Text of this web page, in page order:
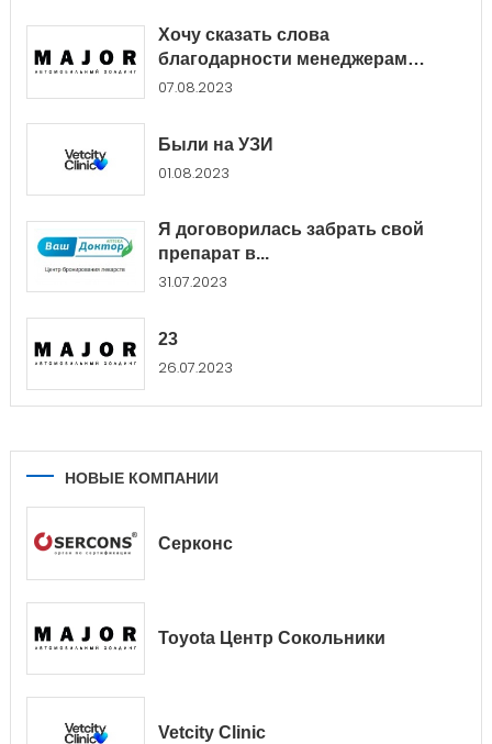
Хочу сказать слова
благодарности менеджерам
Major...
07.08.2023
Были на УЗИ
01.08.2023
Я договорилась забрать свой
препарат в...
31.07.2023
23
26.07.2023
НОВЫЕ КОМПАНИИ
Серконс
Toyota Центр Сокольники
Vetcity Clinic